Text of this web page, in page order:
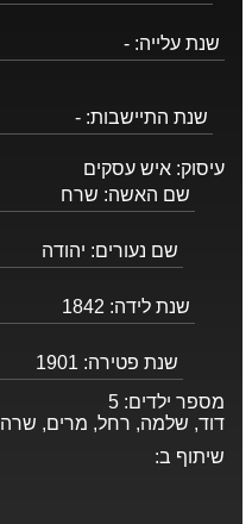
שנת עלייה: -
שנת התיישבות: -
עיסוק: איש עסקים
שם האשה: שרח
שם נעורים: יהודה
שנת לידה: 1842
שנת פטירה: 1901
מספר ילדים: 5
דוד, שלמה, רחל, מרים, שרה
שיתוף ב: